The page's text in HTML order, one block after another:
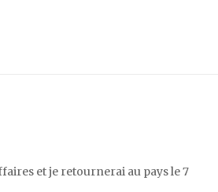
et je retournerai au pays le 7